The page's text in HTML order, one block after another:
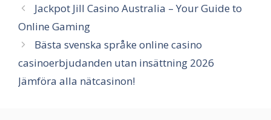
Jackpot Jill Casino Australia – Your Guide to
Online Gaming
Bästa svenska språke online casino
casinoerbjudanden utan insättning 2026
Jämföra alla nätcasinon!